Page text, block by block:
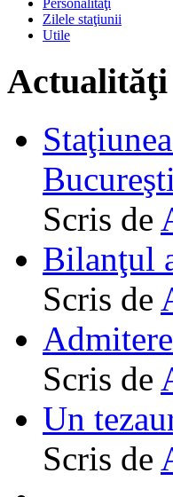
Personalităţi
Zilele staţiunii
Utile
Actualităţi
Scris de
Bilanţul
Scris de
Scris de
Un
Scris de